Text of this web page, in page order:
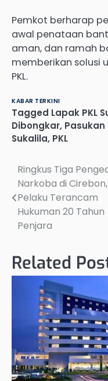
Pemkot berharap
awal penataan
aman, dan ramah
memberikan solusi
PKL.
KABAR TERKINI
Tagged Lapak PKL
Dibongkar, Pasukan
Sukalila, PKL
Post
navigation
Ringkus Tiga
Narkoba di Cirebon,
Pelaku Terancam
Hukuman 20 Tahun
Penjara
Related